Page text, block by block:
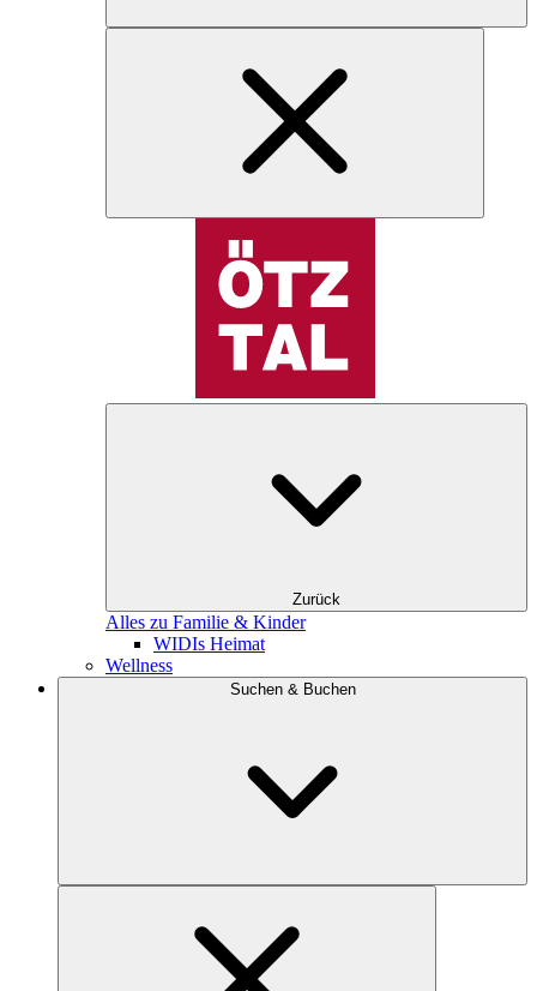
Zurück
Alles zu Familie & Kinder
WIDIs Heimat
Wellness
Suchen & Buchen